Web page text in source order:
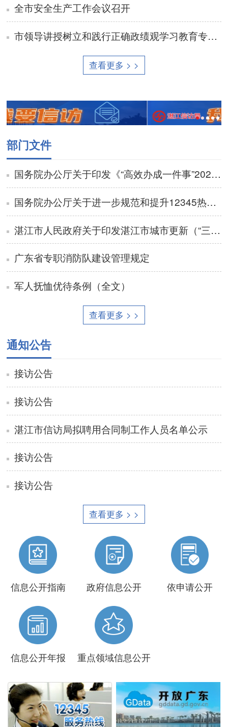
全市安全生产工作会议召开
市领导讲授树立和践行正确政绩观学习教育专题党课
查看更多 > >
部门文件
国务院办公厅关于印发《“高效办成一件事”2026年度第一批重点事项清单》的通知
国务院办公厅关于进一步规范和提升12345热线服务的意见
湛江市人民政府关于印发湛江市城市更新（“三旧”改造）管理办法的通知
广东省专职消防队建设管理规定
军人抚恤优待条例（全文）
查看更多 > >
通知公告
接访公告
接访公告
湛江市信访局拟聘用合同制工作人员名单公示
接访公告
接访公告
查看更多 > >
信息公开指南 政府信息公开 依申请公开
信息公开年报 重点领域信息公开